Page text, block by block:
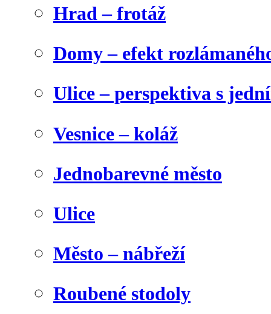
Hrad – frotáž
Domy – efekt
Ulice – perspektiva s
Vesnice – koláž
Jednobarevné město
Ulice
Město – nábřeží
Roubené stodoly